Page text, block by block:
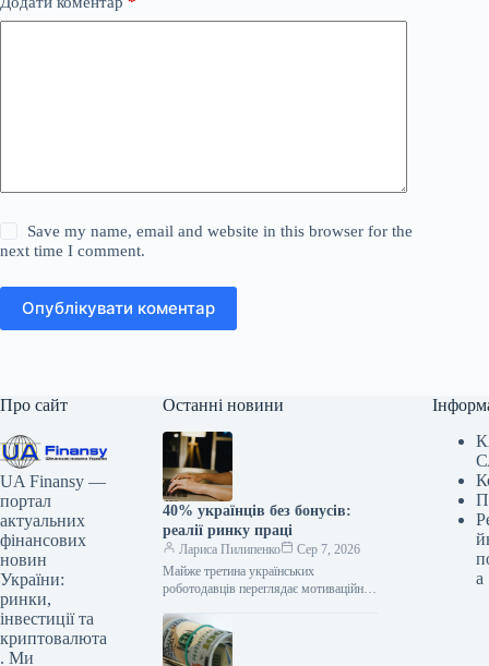
Save my name, email and website in this browser for the
next time I comment.
Опублікувати коментар
Про сайт
UA Finansy —
портал
актуальних
фінансових
новин
України:
ринки,
інвестиції та
криптовалюта
. Ми
Останні новини
40% українців без бонусів:
реалії ринку праці
Лариса Пилипенко
Сер 7, 2026
Майже третина українських
роботодавців переглядає мотиваційні
наявну кадрову кризу. Водночас, 40%
опитаних працівників не отримують…
а